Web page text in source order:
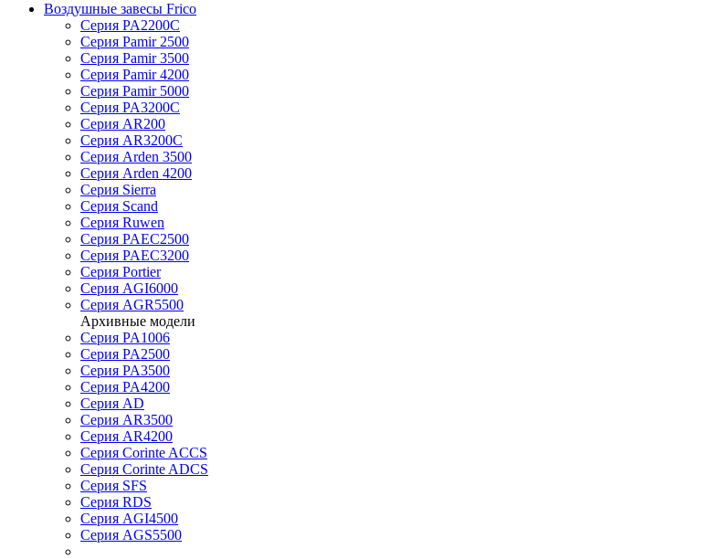
Воздушные завесы Frico
Серия PA2200C
Серия Pamir 2500
Серия Pamir 3500
Серия Pamir 4200
Серия Pamir 5000
Серия PA3200C
Серия AR200
Серия AR3200C
Серия Arden 3500
Серия Arden 4200
Серия Sierra
Серия Scand
Серия Ruwen
Серия PAEC2500
Серия PAEC3200
Серия Portier
Серия AGI6000
Серия AGR5500
Архивные модели
Серия PA1006
Серия PA2500
Серия PA3500
Серия PA4200
Серия AD
Серия AR3500
Серия AR4200
Серия Corinte ACCS
Серия Corinte ADCS
Серия SFS
Серия RDS
Серия AGI4500
Серия AGS5500